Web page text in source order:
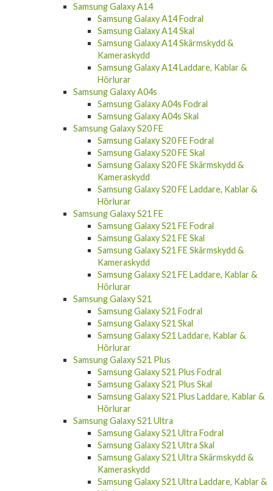
Samsung Galaxy A14 Fodral
Samsung Galaxy A14 Skal
Samsung Galaxy A14 Skärmskydd &
Kameraskydd
Samsung Galaxy A14 Laddare, Kablar &
Hörlurar
Samsung Galaxy A04s
Samsung Galaxy A04s Fodral
Samsung Galaxy A04s Skal
Samsung Galaxy S20 FE
Samsung Galaxy S20 FE Fodral
Samsung Galaxy S20 FE Skal
Samsung Galaxy S20 FE Skärmskydd &
Kameraskydd
Samsung Galaxy S20 FE Laddare, Kablar &
Hörlurar
Samsung Galaxy S21 FE
Samsung Galaxy S21 FE Fodral
Samsung Galaxy S21 FE Skal
Samsung Galaxy S21 FE Skärmskydd &
Kameraskydd
Samsung Galaxy S21 FE Laddare, Kablar &
Hörlurar
Samsung Galaxy S21
Samsung Galaxy S21 Fodral
Samsung Galaxy S21 Skal
Samsung Galaxy S21 Laddare, Kablar &
Hörlurar
Samsung Galaxy S21 Plus
Samsung Galaxy S21 Plus Fodral
Samsung Galaxy S21 Plus Skal
Samsung Galaxy S21 Plus Laddare, Kablar &
Hörlurar
Samsung Galaxy S21 Ultra
Samsung Galaxy S21 Ultra Fodral
Samsung Galaxy S21 Ultra Skal
Samsung Galaxy S21 Ultra Skärmskydd &
Kameraskydd
Samsung Galaxy S21 Ultra Laddare, Kablar &
Hörlurar